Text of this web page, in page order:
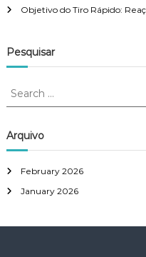
Objetivo do Tiro Rápido:
Pesquisar
S
r
c
f
o
Arquivo
February 2026
January 2026